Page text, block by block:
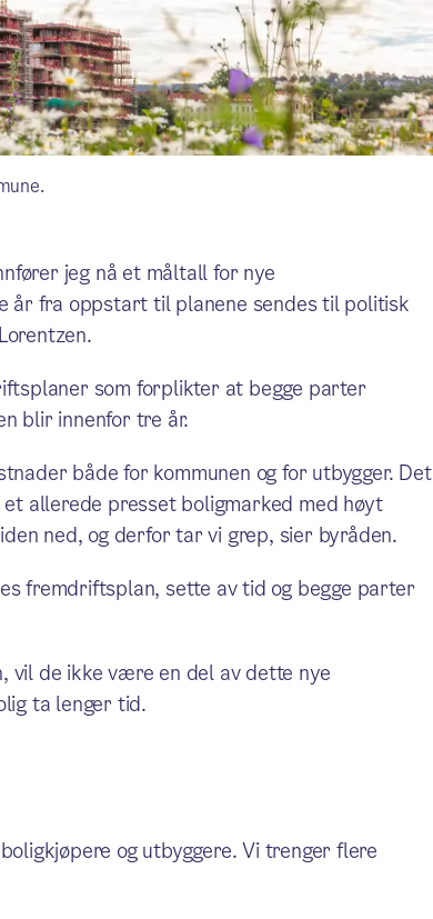
jeg nå et måltall for nye
år fra oppstart til planene sendes til politisk
som forplikter at begge parter
blir innenfor tre år.
både for kommunen og for utbygger. Det
allerede presset boligmarked med høyt
ned, og derfor tar vi grep, sier byråden.
fremdriftsplan, sette av tid og begge parter
vil de ikke være en del av dette nye
ta lenger tid.
og utbyggere. Vi trenger flere